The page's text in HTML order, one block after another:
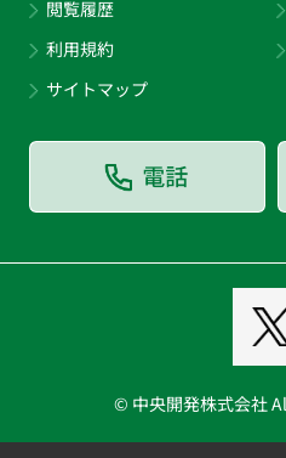
閲覧履歴
利用規約
サイトマップ
© 中央開発株式会社